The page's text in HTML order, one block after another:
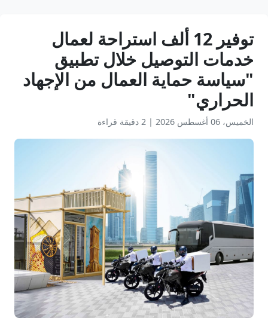
توفير 12 ألف استراحة لعمال
خدمات التوصيل خلال تطبيق
"سياسة حماية العمال من الإجهاد
الحراري"
الخميس، 06 أغسطس 2026 | 2 دقيقة قراءة